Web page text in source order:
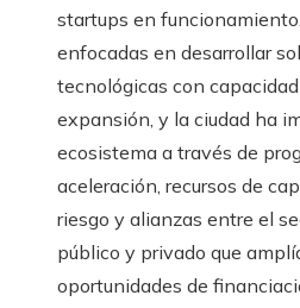
startups en
enfocadas en desarrollar
tecnológicas con
expansión, y la ciudad ha
ecosistema a través de
aceleración, recursos de
riesgo y alianzas entre el
público y privado que
oportunidades de